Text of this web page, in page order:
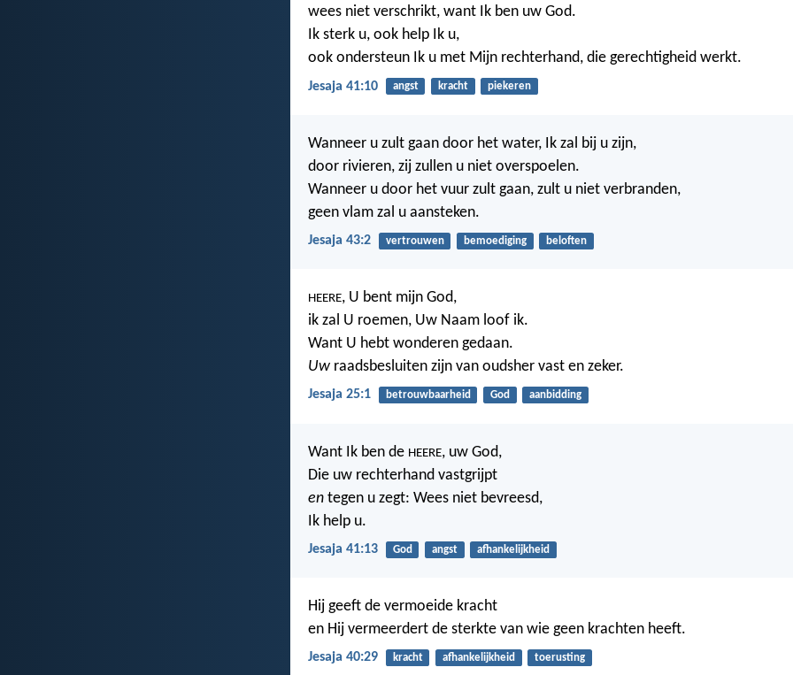
wees niet verschrikt, want Ik ben uw God.
Ik sterk u, ook help Ik u,
ook ondersteun Ik u met Mijn rechterhand, die gerechtigheid werkt.
Jesaja 41:10 angst kracht piekeren
Wanneer u zult gaan door het water, Ik zal bij u zijn,
door rivieren, zij zullen u niet overspoelen.
Wanneer u door het vuur zult gaan, zult u niet verbranden,
geen vlam zal u aansteken.
Jesaja 43:2 vertrouwen bemoediging beloften
HEERE, U bent mijn God,
ik zal U roemen, Uw Naam loof ik.
Want U hebt wonderen gedaan.
Uw raadsbesluiten zijn van oudsher vast en zeker.
Jesaja 25:1 betrouwbaarheid God aanbidding
Want Ik ben de HEERE, uw God,
Die uw rechterhand vastgrijpt
en tegen u zegt: Wees niet bevreesd,
Ik help u.
Jesaja 41:13 God angst afhankelijkheid
Hij geeft de vermoeide kracht
en Hij vermeerdert de sterkte van wie geen krachten heeft.
Jesaja 40:29 kracht afhankelijkheid toerusting